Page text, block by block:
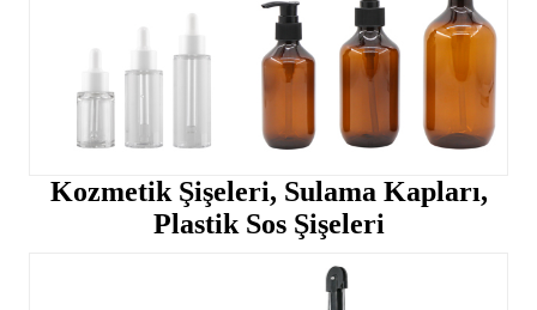
Kozmetik Şişeleri, Sulama Kapları,
Plastik Sos Şişeleri